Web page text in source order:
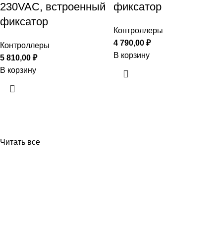
230VAC, встроенный
фиксатор
Контроллеры
5 810,00 ₽
В корзину
фиксатор
Контроллеры
4 790,00 ₽
В корзину
Читать все